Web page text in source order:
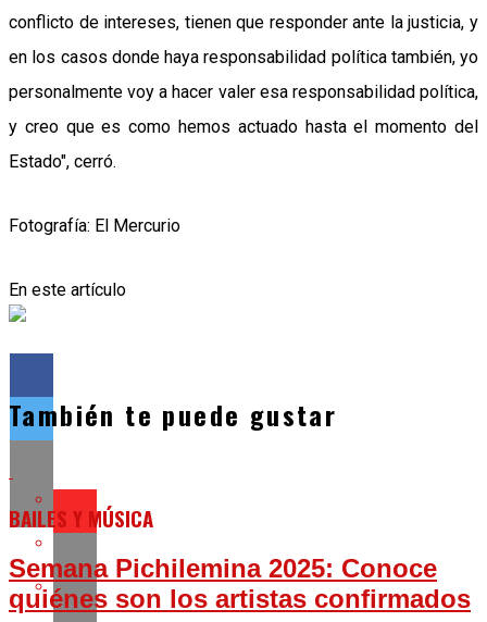
conflicto de intereses, tienen que responder ante la justicia, y
en los casos donde haya responsabilidad política también, yo
personalmente voy a hacer valer esa responsabilidad política,
y creo que es como hemos actuado hasta el momento del
Estado", cerró.
Fotografía: El Mercurio
En este artículo
También te puede gustar
BAILES Y MÚSICA
Semana Pichilemina 2025: Conoce
quiénes son los artistas confirmados